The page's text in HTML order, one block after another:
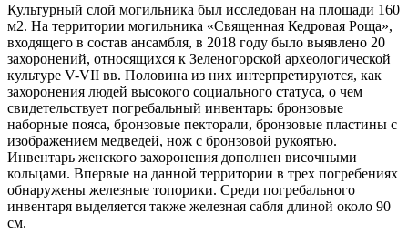
Культурный слой могильника был исследован на площади 160
м2. На территории могильника «Священная Кедровая Роща»,
входящего в состав ансамбля, в 2018 году было выявлено 20
захоронений, относящихся к Зеленогорской археологической
культуре V-VII вв. Половина из них интерпретируются, как
захоронения людей высокого социального статуса, о чем
свидетельствует погребальный инвентарь: бронзовые
наборные пояса, бронзовые пекторали, бронзовые пластины с
изображением медведей, нож с бронзовой рукоятью.
Инвентарь женского захоронения дополнен височными
кольцами. Впервые на данной территории в трех погребениях
обнаружены железные топорики. Среди погребального
инвентаря выделяется также железная сабля длиной около 90
см.